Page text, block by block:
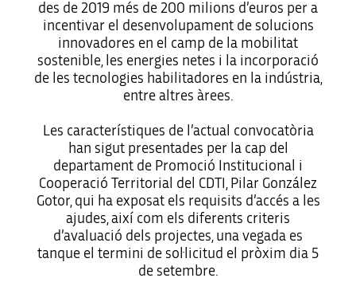
des de 2019 més de 200 milions d’euros per a
incentivar el desenvolupament de solucions
innovadores en el camp de la mobilitat
sostenible, les energies netes i la incorporació
de les tecnologies habilitadores en la indústria,
entre altres àrees.
Les característiques de l’actual convocatòria
han sigut presentades per la cap del
departament de Promoció Institucional i
Cooperació Territorial del CDTI, Pilar González
Gotor, qui ha exposat els requisits d’accés a les
ajudes, així com els diferents criteris
d’avaluació dels projectes, una vegada es
tanque el termini de sol·licitud el pròxim dia 5
de setembre.